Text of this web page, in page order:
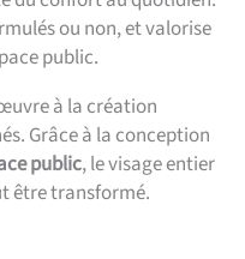
ou non, et valorise
public.
à la création
Grâce à la conception
public, le visage entier
être transformé.